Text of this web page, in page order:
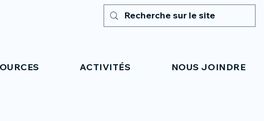
ACTIVITÉS NOUS JOINDRE